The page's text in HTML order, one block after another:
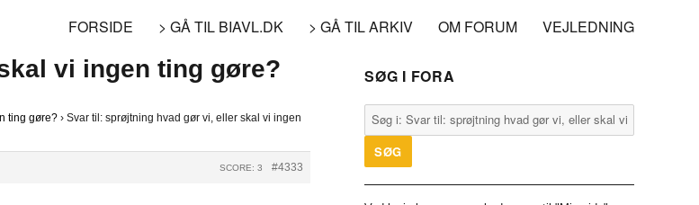
FORSIDE > GÅ TIL BIAVL.DK > GÅ TIL ARKIV OM FORUM VEJLEDNING
vi ingen ting gøre?
ting gøre? › Svar til: sprøjtning hvad gør vi, eller skal vi ingen
#4333
SCORE: 3
SØG I FORA